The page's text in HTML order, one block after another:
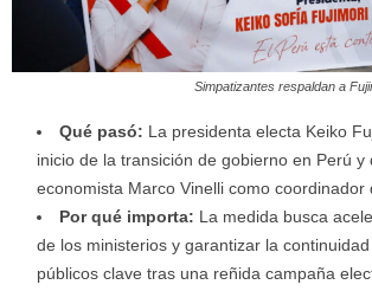
Simpatizantes respaldan a
Qué pasó: La presidenta electa Keiko
inicio de la transición de gobierno en Perú y
economista Marco Vinelli como coordinador
Por qué importa: La medida busca
de los ministerios y garantizar la
públicos clave tras una reñida campaña